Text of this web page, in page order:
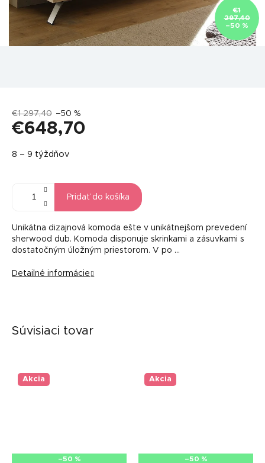
€1
297,40
–50 %
€1 297,40 –50 %
€648,70
cena:
8 – 9 týždňov
Pridať do košíka
Unikátna dizajnová komoda ešte v unikátnejšom prevedení
sherwood dub. Komoda disponuje skrinkami a zásuvkami s
dostatočným úložným priestorom. V po …
Detailné informácie
Súvisiaci tovar
Akcia
–50 %
Akcia
–50 %